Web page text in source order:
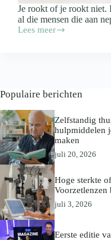
Je rookt of je rookt niet.
al die mensen die aan
Lees meer
Roken
nog
Populaire berichten
Zelfstandig
hulpmiddelen
maken
juli 20, 2026
Hoge sterkte
Voorzetlenzen
juli 3, 2026
Eerste editie